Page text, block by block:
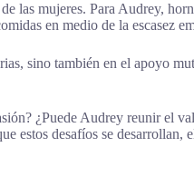
las mujeres. Para Audrey,
en medio de la escasez
sino también en el apoyo
¿Puede Audrey reunir el
estos desafíos se desarrollan,